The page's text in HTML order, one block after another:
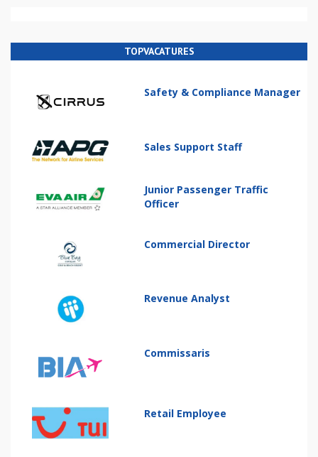
TOPVACATURES
Safety & Compliance Manager
Sales Support Staff
Junior Passenger Traffic
Officer
Commercial Director
Revenue Analyst
Commissaris
Retail Employee